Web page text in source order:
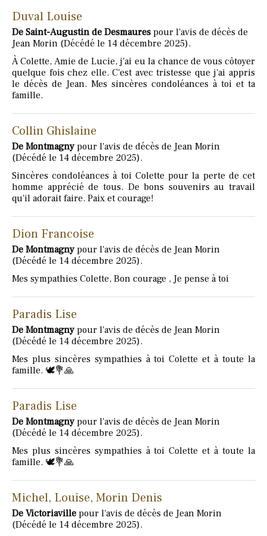
Duval Louise
De Saint-Augustin de Desmaures pour l'avis de décès de
Jean Morin (Décédé le 14 décembre 2025).
À Colette, Amie de Lucie, j'ai eu la chance de vous côtoyer
quelque fois chez elle. C'est avec tristesse que j'ai appris
le décès de Jean. Mes sincères condoléances à toi et ta
famille.
Collin Ghislaine
De Montmagny pour l'avis de décès de Jean Morin
(Décédé le 14 décembre 2025).
Sincères condoléances à toi Colette pour la perte de cet
homme apprécié de tous. De bons souvenirs au travail
qu'il adorait faire. Paix et courage!
Dion Francoise
De Montmagny pour l'avis de décès de Jean Morin
(Décédé le 14 décembre 2025).
Mes sympathies Colette, Bon courage , Je pense à toi
Paradis Lise
De Montmagny pour l'avis de décès de Jean Morin
(Décédé le 14 décembre 2025).
Mes plus sincères sympathies à toi Colette et à toute la
famille. 🕊️💐🙏
Paradis Lise
De Montmagny pour l'avis de décès de Jean Morin
(Décédé le 14 décembre 2025).
Mes plus sincères sympathies à toi Colette et à toute la
famille. 🕊️💐🙏
Michel, Louise, Morin Denis
De Victoriaville pour l'avis de décès de Jean Morin
(Décédé le 14 décembre 2025).